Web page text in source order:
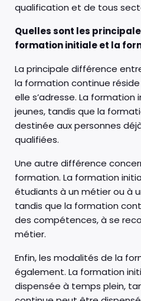
qualification et de tous
Quelles sont les
formation initiale et la
La principale différence
la formation continue
elle s’adresse. La
jeunes, tandis que la
destinée aux personnes
qualifiées.
Une autre différence
formation. La formation
étudiants à un métier ou à
tandis que la formation
des compétences, à se
métier.
Enfin, les modalités de la
également. La formation
dispensée à temps plein,